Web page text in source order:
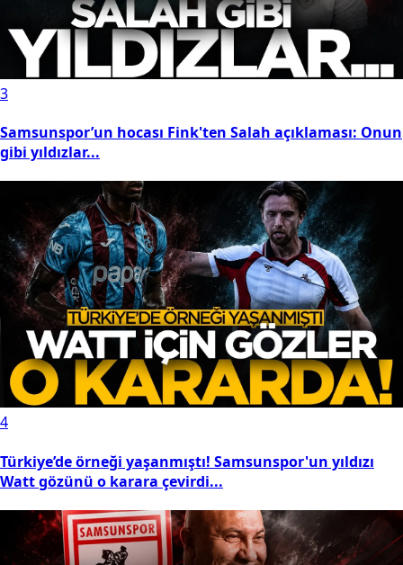
3
Samsunspor’un hocası Fink'ten Salah açıklaması: Onun
gibi yıldızlar...
4
Türkiye’de örneği yaşanmıştı! Samsunspor'un yıldızı
Watt gözünü o karara çevirdi...